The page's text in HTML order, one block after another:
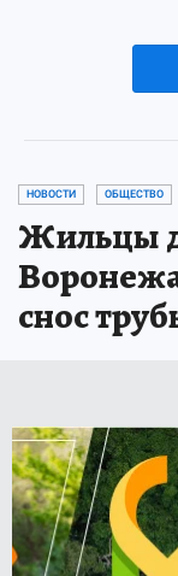
НОВОСТИ ОБЩЕСТВО
Жильцы
снос